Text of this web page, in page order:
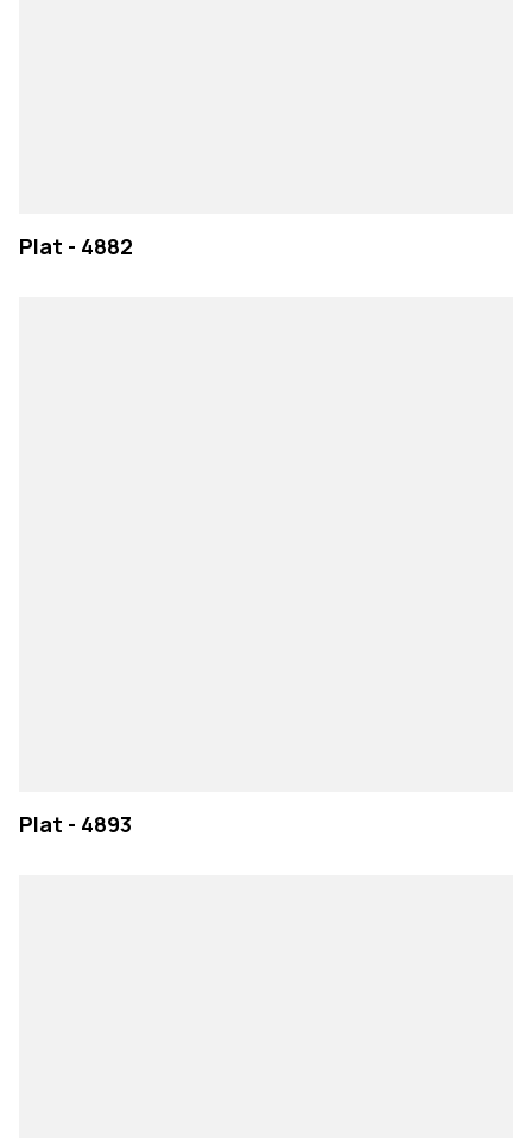
Plat - 4882
Plat - 4893